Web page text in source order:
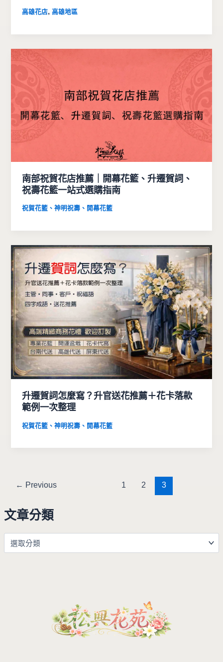
文章分類
高雄花店,高雄地區
南部祝賀花店推薦｜開幕花籃、升遷賀詞、
祝壽花籃一站式選購指南
祝賀花籃、神明祝壽、開幕花籃
升遷賀詞怎麼寫？升官送花推薦＋花卡落款
範例一次整理
祝賀花籃、神明祝壽、開幕花籃
← Previous 1 2 3